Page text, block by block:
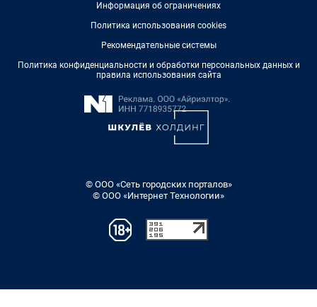
Информация об ограничениях
Политика использования cookies
Рекомендательные системы
Политика конфиденциальности и обработки персональных данных и
правила использования сайта
© ООО «Сеть городских порталов»
© ООО «Интернет Технологии»